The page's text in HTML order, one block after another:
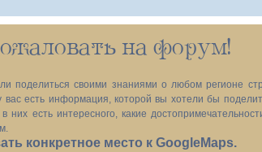
на форум!
поделиться своими знаниями о любом регионе
есть информация, которой вы хотели бы
есть интересного, какие
конкретное место к GoogleMaps.